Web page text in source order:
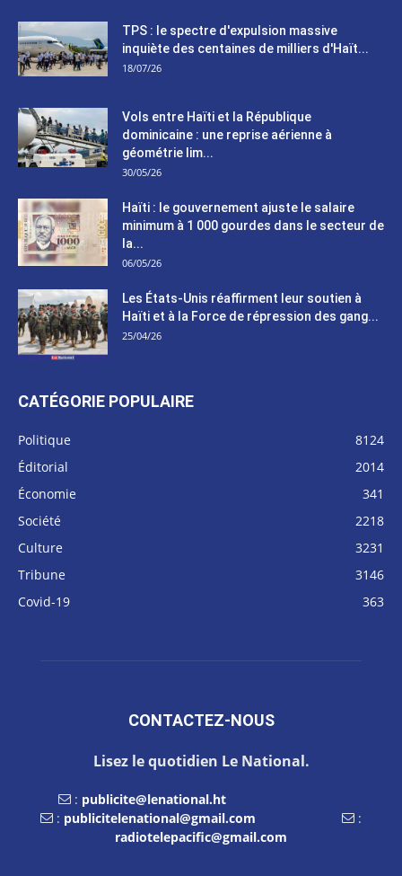
TPS : le spectre d'expulsion massive
inquiète des centaines de milliers d'Haït...
18/07/26
Vols entre Haïti et la République
dominicaine : une reprise aérienne à
géométrie lim...
30/05/26
Haïti : le gouvernement ajuste le salaire
minimum à 1 000 gourdes dans le secteur de
la...
06/05/26
Les États-Unis réaffirment leur soutien à
Haïti et à la Force de répression des gang...
25/04/26
CATÉGORIE POPULAIRE
Politique
8124
Éditorial
2014
Économie
341
Société
2218
Culture
3231
Tribune
3146
Covid-19
363
CONTACTEZ-NOUS
Lisez le quotidien Le National.
: publicite@lenational.ht
: publicitelenational@gmail.com
:
radiotelepacific@gmail.com